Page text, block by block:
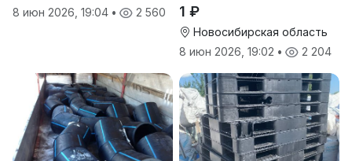
8 июн 2026, 19:04 • 2 560 1 ₽
Новосибирская область
8 июн 2026, 19:02 • 2 204